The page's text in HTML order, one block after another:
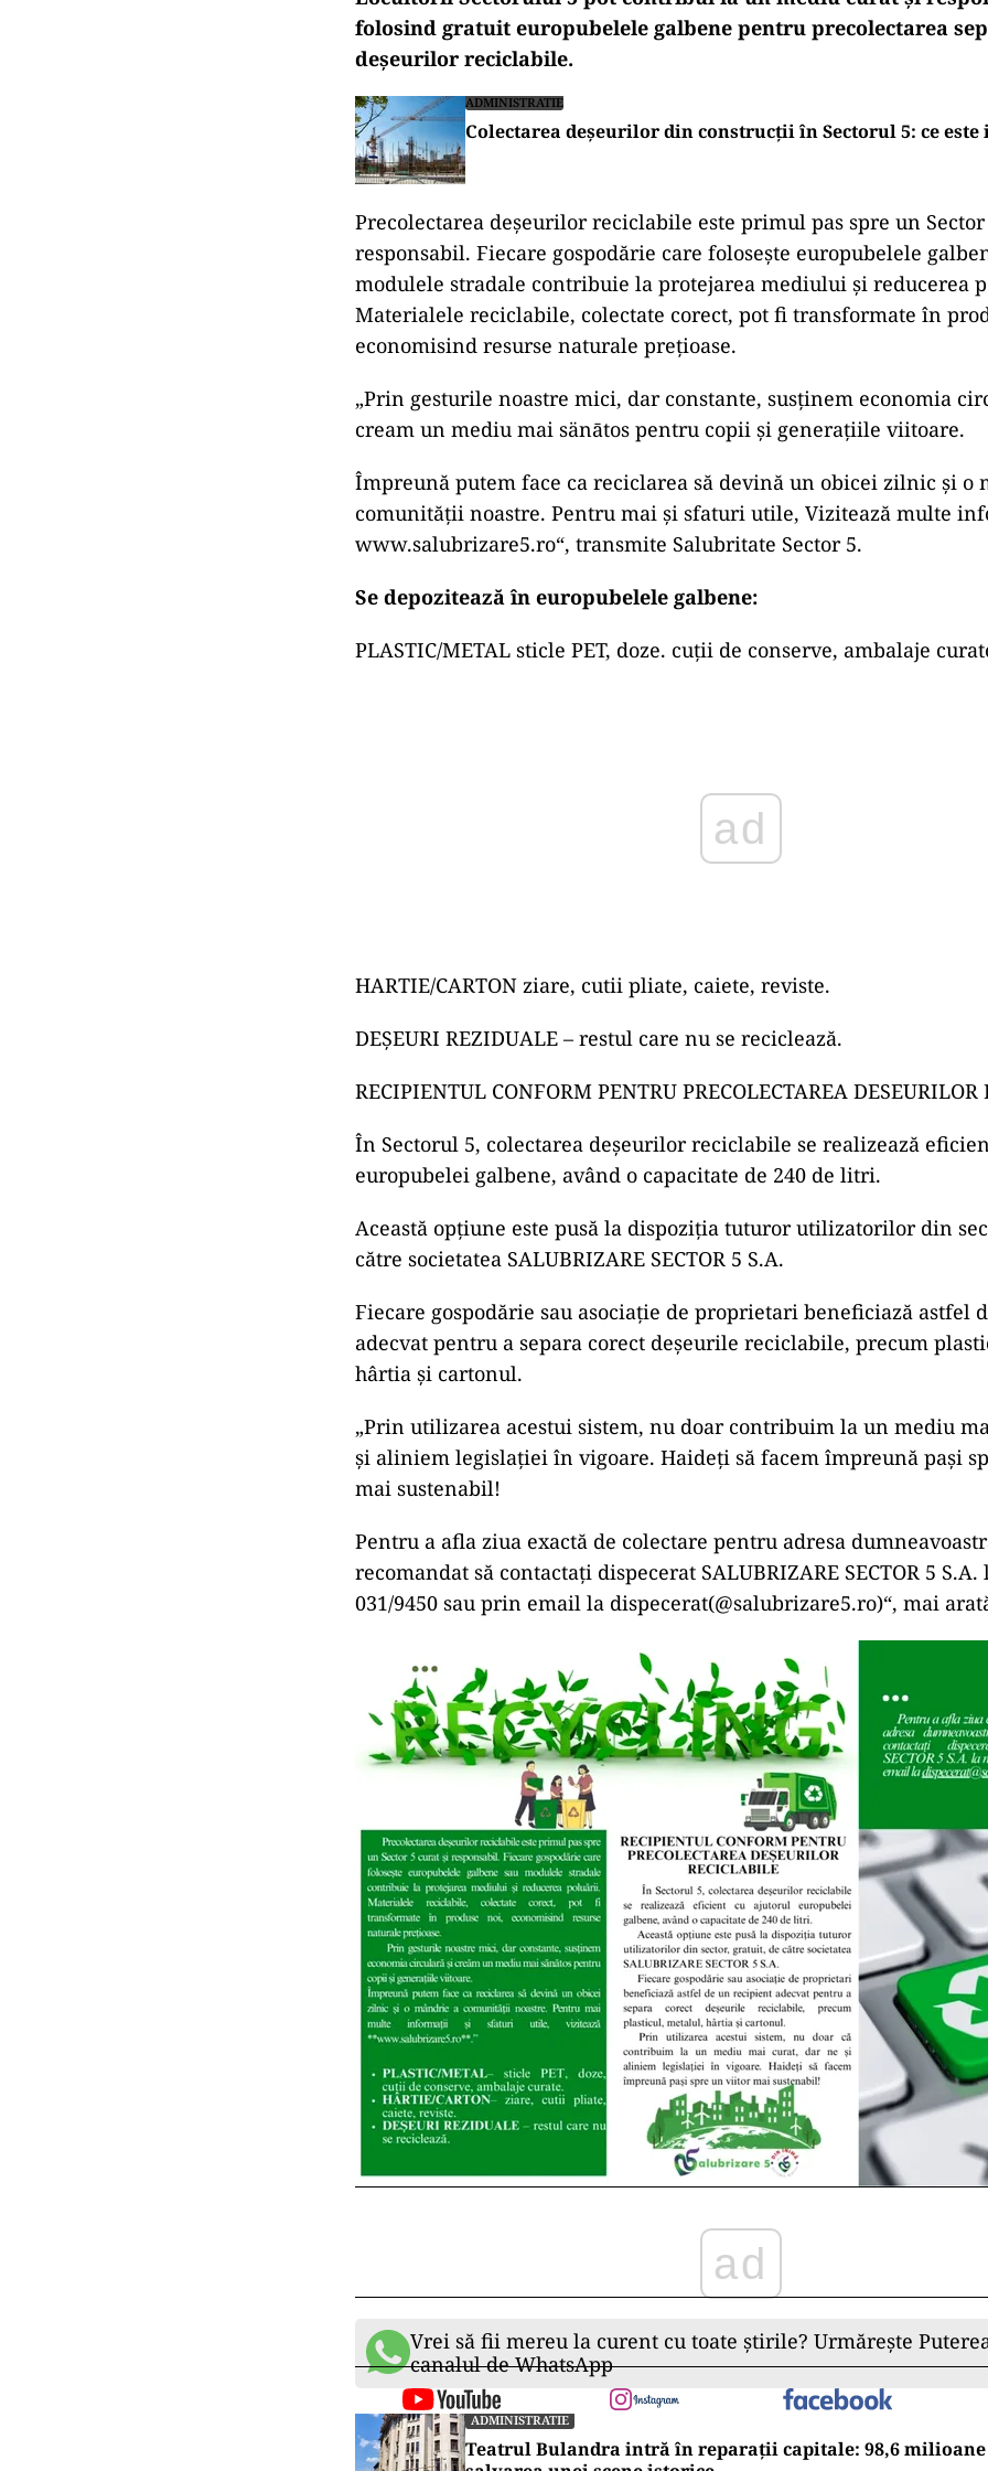
folosind gratuit europubelele galbene pentru precolectarea
deșeurilor reciclabile.
ADMINISTRATIE
Colectarea deșeurilor din construcții în Sectorul 5: ce este
Precolectarea deşeurilor reciclabile este primul pas spre un
responsabil. Fiecare gospodărie care foloseşte europubelele
modulele stradale contribuie la protejarea mediului şi reducerea
Materialele reciclabile, colectate corect, pot fi transformate în
economisind resurse naturale prețioase.
„Prin gesturile noastre mici, dar constante, susținem economia
cream un mediu mai sänātos pentru copii şi generațiile viitoare.
Împreună putem face ca reciclarea să devină un obicei zilnic și o
comunității noastre. Pentru mai și sfaturi utile, Vizitează multe
www.salubrizare5.ro“, transmite Salubritate Sector 5.
Se depozitează în europubelele galbene:
PLASTIC/METAL sticle PET, doze. cuții de conserve, ambalaje
ad
HARTIE/CARTON ziare, cutii pliate, caiete, reviste.
DEŞEURI REZIDUALE – restul care nu se reciclează.
RECIPIENTUL CONFORM PENTRU PRECOLECTAREA
În Sectorul 5, colectarea deşeurilor reciclabile se realizează
europubelei galbene, având o capacitate de 240 de litri.
Această opțiune este pusă la dispoziţia tuturor utilizatorilor din
către societatea SALUBRIZARE SECTOR 5 S.A.
Fiecare gospodărie sau asociație de proprietari beneficiază astfel
adecvat pentru a separa corect deşeurile reciclabile, precum
hârtia şi cartonul.
„Prin utilizarea acestui sistem, nu doar contribuim la un mediu
şi aliniem legislației în vigoare. Haideți să facem împreună paşi
mai sustenabil!
Pentru a afla ziua exactă de colectare pentru adresa
recomandat să contactați dispecerat SALUBRIZARE SECTOR 5
031/9450 sau prin email la dispecerat(@salubrizare5.ro)“, mai
ad
Vrei să fii mereu la curent cu toate știrile? Urmărește
canalul de WhatsApp
ADMINISTRATIE
Teatrul Bulandra intră în reparații capitale: 98,6